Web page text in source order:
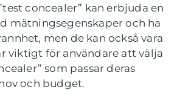
concealer” kan erbjuda en
mätningsegenskaper och ha
men de kan också vara
viktigt för användare att välja
som passar deras
och budget.